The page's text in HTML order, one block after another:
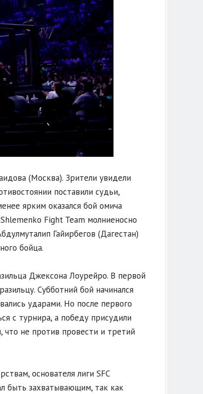
(Москва). Зрители увидели
поставили судьи,
ярким оказался бой омича
Fight Team молниеносно
Гайирбегов (Дагестан)
бойца.
Джексона Лоурейро. В первой
Субботний бой начинался
ударами. Но после первого
с турнира, а победу присудили
что не против провести и третий
основателя лиги SFC
быть захватывающим, так как